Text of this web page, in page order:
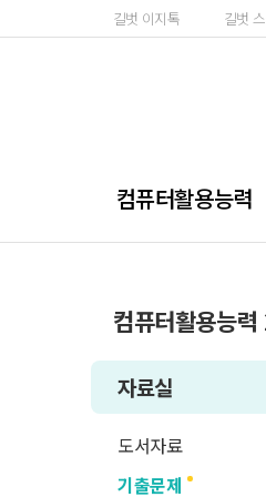
길벗 이지톡 길벗
컴퓨터활용능력
컴퓨터활용능력
자료실
도서자료
기출문제